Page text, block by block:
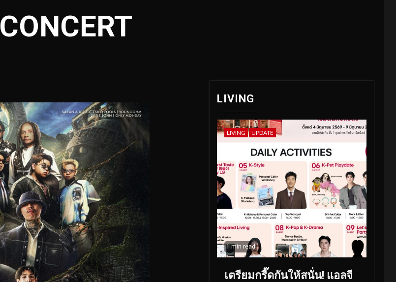
CONCERT
LIVING
LIVING UPDATE
1 min read
เตรียมกรี๊ดกันให้สนั่น! แอลจี